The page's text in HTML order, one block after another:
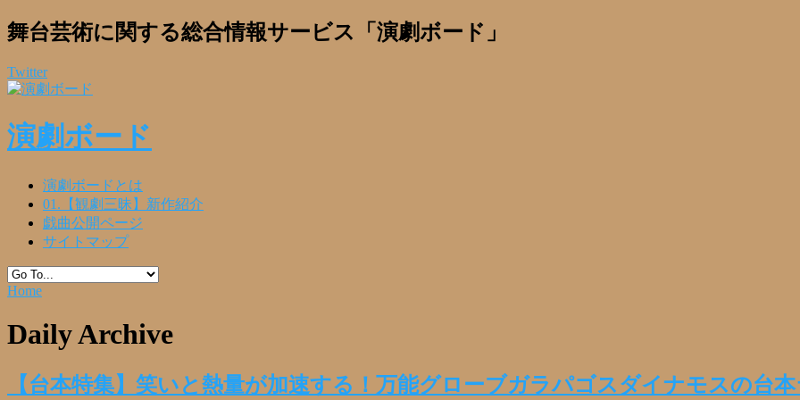
舞台芸術に関する総合情報サービス「演劇ボード」
Twitter
演劇ボード
演劇ボードとは
01.【観劇三昧】新作紹介
戯曲公開ページ
サイトマップ
Home
Daily Archive
【台本特集】笑いと熱量が加速する！万能グローブガラパゴスダイナモスの台本